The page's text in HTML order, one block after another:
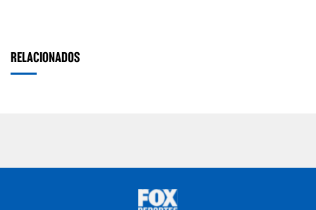
RELACIONADOS